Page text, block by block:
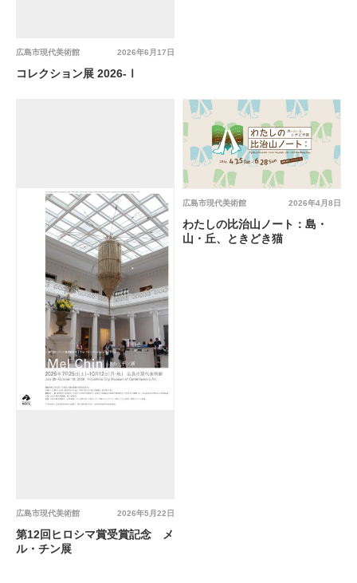
2026年6月17日
広島市現代美術館
コレクション展 2026-Ⅰ
2026年5月22日
広島市現代美術館
第12回ヒロシマ賞受賞記念 メ
ル・チン展
2026年4月8日
広島市現代美術館
わたしの比治山ノート：島・
山・丘、ときどき猫